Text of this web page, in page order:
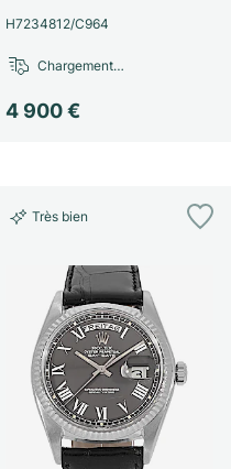
H7234812/C964
4 900 €
Chargement…
Très bien